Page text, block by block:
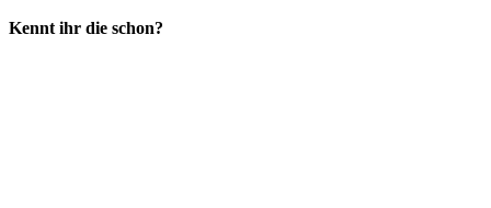
Kennt ihr die schon?